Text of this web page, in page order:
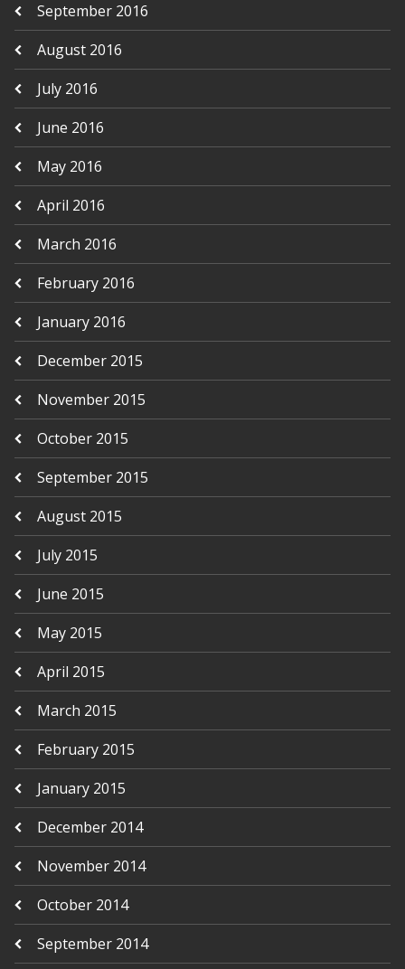
September 2016
August 2016
July 2016
June 2016
May 2016
April 2016
March 2016
February 2016
January 2016
December 2015
November 2015
October 2015
September 2015
August 2015
July 2015
June 2015
May 2015
April 2015
March 2015
February 2015
January 2015
December 2014
November 2014
October 2014
September 2014